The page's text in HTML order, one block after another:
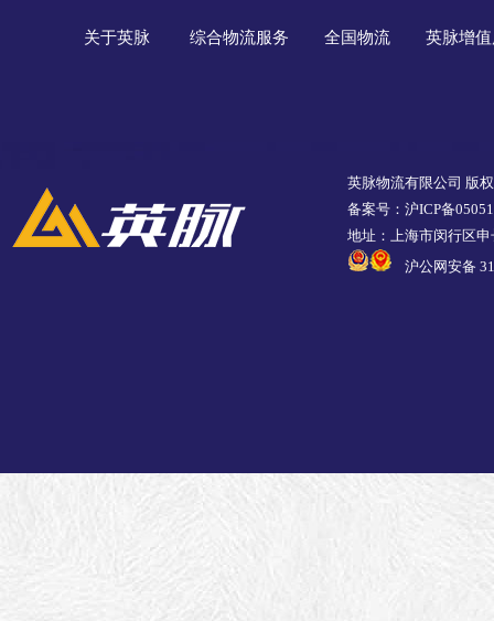
关于英脉 综合物流服务 全国物流 英脉增
英脉物流有限公司 版
备案号：沪ICP备
地址：上海市闵行区
沪公网安备